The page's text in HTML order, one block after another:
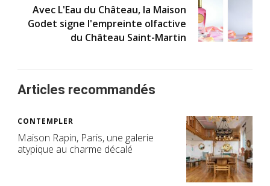
Avec L'Eau du Château, la Maison
Godet signe l'empreinte olfactive
du Château Saint-Martin
Articles recommandés
CONTEMPLER
Maison Rapin, Paris, une galerie
atypique au charme décalé